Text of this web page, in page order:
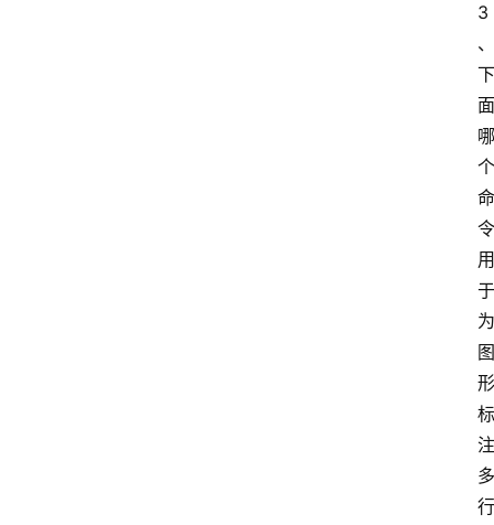
3
、
下
面
哪
个
命
令
用
于
为
图
形
标
注
多
行